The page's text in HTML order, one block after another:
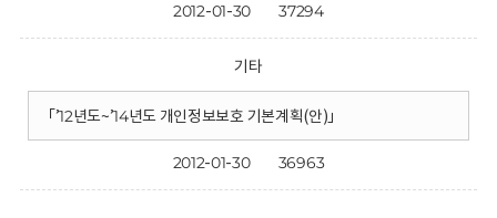
2012-01-30 37294
기타
「’12년도~’14년도 개인정보보호 기본계획(안)」
2012-01-30 36963